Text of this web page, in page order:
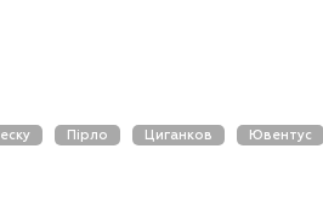
Пірло Циганков Ювентус